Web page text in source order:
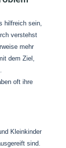
hilfreich sein,
verstehst
mehr
dem Ziel,
oft ihre
Kleinkinder
sind.